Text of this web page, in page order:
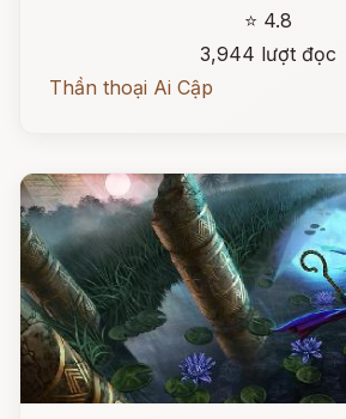
⭐ 4.8
3,944 lượt đọc
Thần thoại Ai Cập